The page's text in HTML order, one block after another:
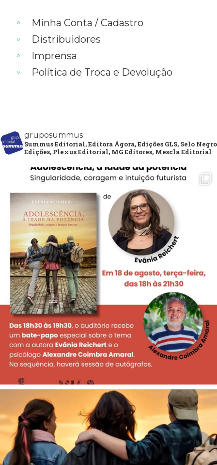
Minha Conta / Cadastro
Distribuidores
Imprensa
Política de Troca e Devolução
gruposummus
Summus Editorial, Editora Ágora, Edições GLS, Selo Negro
Edições, Plexus Editorial, MG Editores, Mescla Editorial